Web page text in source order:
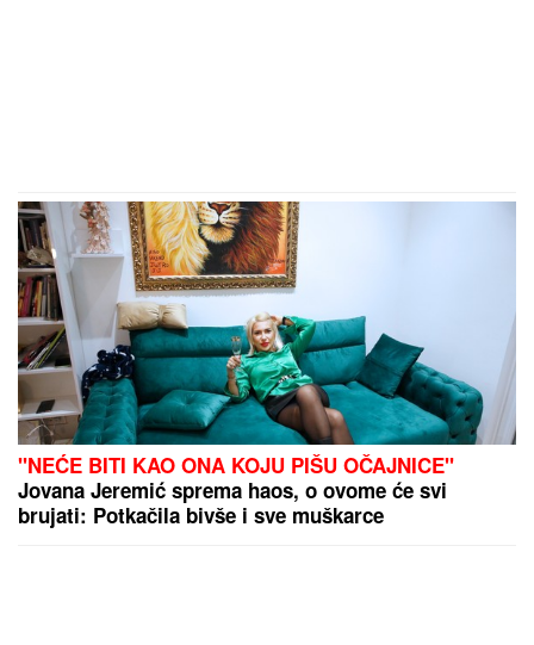
"NEĆE BITI KAO ONA KOJU PIŠU OČAJNICE"
Jovana Jeremić sprema haos, o ovome će svi
brujati: Potkačila bivše i sve muškarce